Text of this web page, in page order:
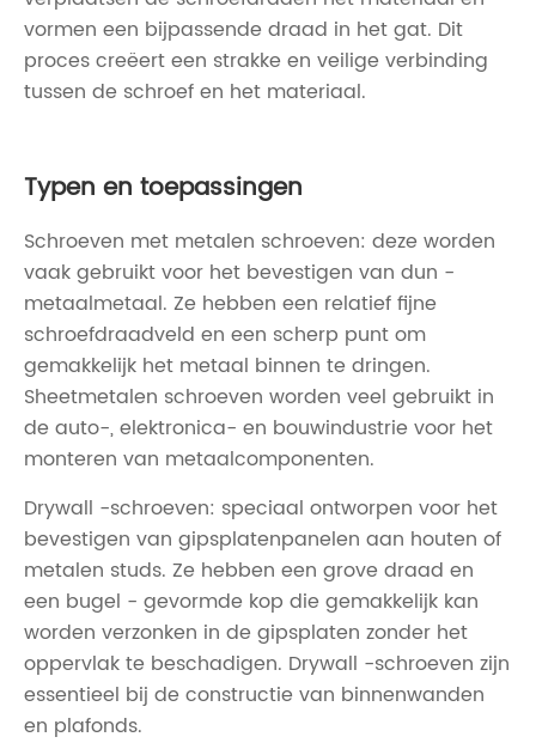
vormen een bijpassende draad in het gat. Dit
proces creëert een strakke en veilige verbinding
tussen de schroef en het materiaal.
Typen en toepassingen
Schroeven met metalen schroeven: deze worden
vaak gebruikt voor het bevestigen van dun -
metaalmetaal. Ze hebben een relatief fijne
schroefdraadveld en een scherp punt om
gemakkelijk het metaal binnen te dringen.
Sheetmetalen schroeven worden veel gebruikt in
de auto-, elektronica- en bouwindustrie voor het
monteren van metaalcomponenten.
Drywall -schroeven: speciaal ontworpen voor het
bevestigen van gipsplatenpanelen aan houten of
metalen studs. Ze hebben een grove draad en
een bugel - gevormde kop die gemakkelijk kan
worden verzonken in de gipsplaten zonder het
oppervlak te beschadigen. Drywall -schroeven zijn
essentieel bij de constructie van binnenwanden
en plafonds.